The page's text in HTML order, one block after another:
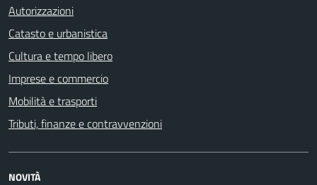
Autorizzazioni
Catasto e urbanistica
Cultura e tempo libero
Imprese e commercio
Mobilità e trasporti
Tributi, finanze e contravvenzioni
NOVITÀ